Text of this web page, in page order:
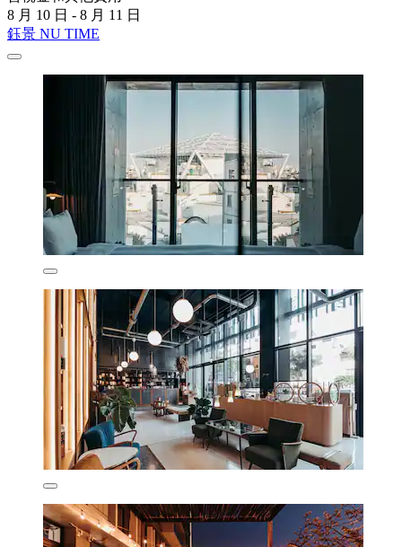
8 月 10 日 - 8 月 11 日
鈺景 NU TIME